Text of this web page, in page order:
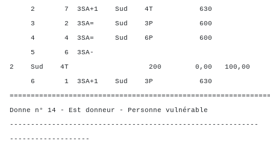
2 7 3SA+1 Sud 4T 630
3 2 3SA= Sud 3P 600
4 4 3SA= Sud 6P 600
5 6 3SA-
2 Sud 4T 200 0,00 100,00
6 1 3SA+1 Sud 3P 630
Donne n° 14 - Est donneur - Personne vulnérable
-----------------------------------------------------------
-------------------